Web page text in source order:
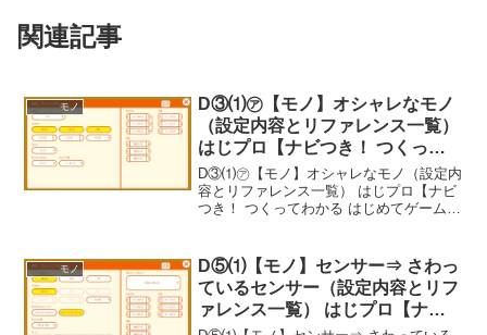
関連記事
モノ
D③⑴㋐【モノ】オシャレなモノ
（設定内容とリファレンス一覧）
はじプロ【ナビつき！ つくって
わかる はじめてゲームプログラ
ミング】
D③⑴㋐【モノ】オシャレなモノ（設定内
容とリファレンス一覧） はじプロ【ナビ
つき！ つくってわかる はじめてゲームプ
モノ
D⑤⑴【モノ】センサー⇒ さわっ
ているセンサー（設定内容とリフ
ァレンス一覧） はじプロ【ナビ
つき！ つくってわかる はじめて